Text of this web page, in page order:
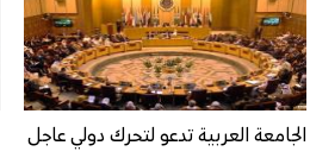
الجامعة العربية تدعو لتحرك دولي عاجل